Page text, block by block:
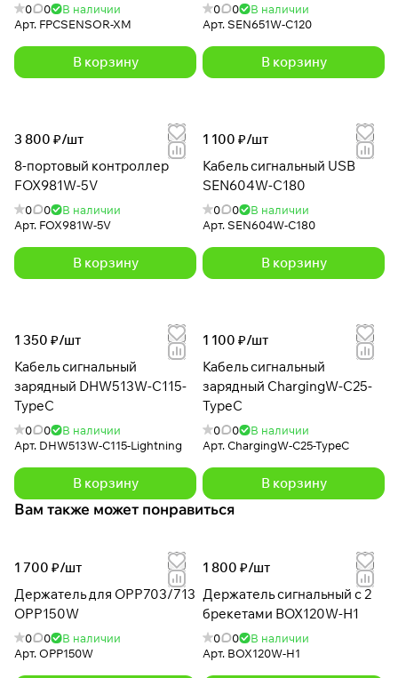
0 0
В наличии
Арт. FPCSENSOR-XM
В корзину
0 0
В наличии
Арт.SEN651W-C120
В корзину
3 800 ₽/шт
8-портовый контроллер
FOX981W-5V
0 0
В наличии
Арт. FOX981W-5V
В корзину
1 100 ₽/шт
Кабель сигнальный USB
SEN604W-C180
0 0
В наличии
Арт.SEN604W-C180
В корзину
1 350 ₽/шт
Кабель сигнальный
зарядный DHW513W-C115-
TypeC
0 0
В наличии
Арт. DHW513W-C115-Lightning
В корзину
1 100 ₽/шт
Кабель сигнальный
зарядный ChargingW-C25-
TypeC
0 0
В наличии
Арт.ChargingW-C25-TypeC
В корзину
Вам также может понравиться
1 700 ₽/шт
Держатель для OPP703/713
OPP150W
0 0
В наличии
Арт.OPP150W
1 800 ₽/шт
Держатель сигнальный с 2
брекетами BOX120W-H1
0 0
В наличии
Арт. BOX120W-H1